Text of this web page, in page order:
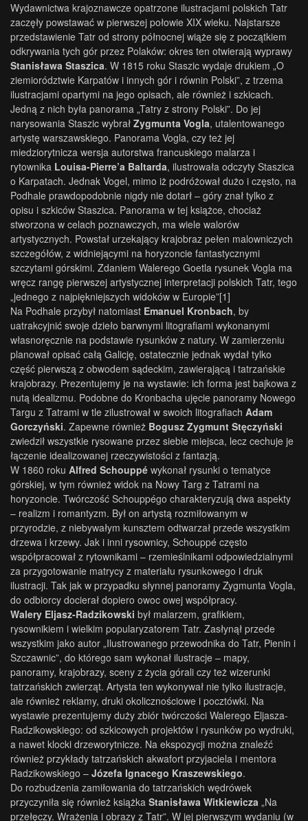
Wydawnictwa krajoznawcze opatrzone ilustracjami polskich Tatr
zaczęły powstawać w pierwszej połowie XIX wieku. Najstarsze
przedstawienie Tatr od strony północnej wiąże się z początkiem
odkrywania tych gór przez Polaków: okres ten otwierają wyprawy
Stanisława Staszica. W 1815 roku Staszic wydaje drukiem „O
ziemiorództwie Karpatów i innych gór i równin Polski”, z trzema
ilustracjami opartymi na jego opisach, ale również i szkicach.
Jedną z nich była panorama „Tatry z strony Polski”. Do jej
narysowania Staszic wybrał Zygmunta Vogla, utalentowanego
artystę warszawskiego. Panorama Vogla, czy też jej
miedziorytnicza wersja autorstwa francuskiego malarza i
rytownika Louisa-Pierre’a Baltarda, ilustrowała odczyty Staszica
o Karpatach. Jednak Vogel, mimo iż podróżował dużo i często, na
Podhale prawdopodobnie nigdy nie dotarł – góry znał tylko z
opisu i szkiców Staszica. Panorama w tej książce, chociaż
stworzona w celach poznawczych, ma wiele walorów
artystycznych. Powstał urzekający krajobraz pełen malowniczych
szczegółów, z widniejącymi na horyzoncie fantastycznymi
szczytami górskimi. Zdaniem Walerego Goetla rysunek Vogla ma
wręcz rangę pierwszej artystycznej interpretacji polskich Tatr, tego
„jednego z najpiękniejszych widoków w Europie”[1]
Na Podhale przybył natomiast Emanuel Kronbach, by
uatrakcyjnić swoje dzieło barwnymi litografiami wykonanymi
własnoręcznie na podstawie rysunków z natury. W zamierzeniu
planował opisać całą Galicję, ostatecznie jednak wydał tylko
część pierwszą z obwodem sądeckim, zawierającą i tatrzańskie
krajobrazy. Prezentujemy je na wystawie: ich forma jest bajkowa z
nutą idealizmu. Podobne do Kronbacha ujęcie panoramy Nowego
Targu z Tatrami w tle zilustrował w swoich litografiach Adam
Gorczyński. Zapewne również Bogusz Zygmunt Stęczyński
zwiedził wszystkie rysowane przez siebie miejsca, lecz cechuje je
łączenie idealizowanej rzeczywistości z fantazją.
W 1860 roku Alfred Schouppé wykonał rysunki o tematyce
górskiej, w tym również widok na Nowy Targ z Tatrami na
horyzoncie. Twórczość Schouppégo charakteryzują dwa aspekty
– realizm i romantyzm. Był on artystą rozmiłowanym w
przyrodzie, z niebywałym kunsztem odtwarzał przede wszystkim
drzewa i krzewy. Jak i inni rysownicy, Schouppé często
współpracował z rytownikami – rzemieślnikami odpowiedzialnymi
za przygotowanie matrycy z materiału rysunkowego i druk
ilustracji. Tak jak w przypadku słynnej panoramy Zygmunta Vogla,
do odbiorcy docierał dopiero owoc owej współpracy.
Walery Eljasz-Radzikowski był malarzem, grafikiem,
rysownikiem i wielkim popularyzatorem Tatr. Zasłynął przede
wszystkim jako autor „Ilustrowanego przewodnika do Tatr, Pienin i
Szczawnic”, do którego sam wykonał ilustracje – mapy,
panoramy, krajobrazy, sceny z życia górali czy też wizerunki
tatrzańskich zwierząt. Artysta ten wykonywał nie tylko ilustracje,
ale również reklamy, druki okolicznościowe i pocztówki. Na
wystawie prezentujemy duży zbiór twórczości Walerego Eljasza-
Radzikowskiego: od szkicowych projektów i rysunków po wydruki,
a nawet klocki drzeworytnicze. Na ekspozycji można znaleźć
również przykłady tatrzańskich akwafort przyjaciela i mentora
Radzikowskiego – Józefa Ignacego Kraszewskiego.
Do rozbudzenia zamiłowania do tatrzańskich wędrówek
przyczyniła się również książka Stanisława Witkiewicza „Na
przełęczy. Wrażenia i obrazy z Tatr”. W jej pierwszym wydaniu (w